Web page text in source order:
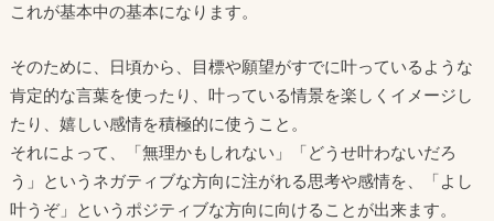
これが基本中の基本になります。
そのために、日頃から、目標や願望がすでに叶っているような
肯定的な言葉を使ったり、叶っている情景を楽しくイメージし
たり、嬉しい感情を積極的に使うこと。
それによって、「無理かもしれない」「どうせ叶わないだろ
う」というネガティブな方向に注がれる思考や感情を、「よし
叶うぞ」というポジティブな方向に向けることが出来ます。